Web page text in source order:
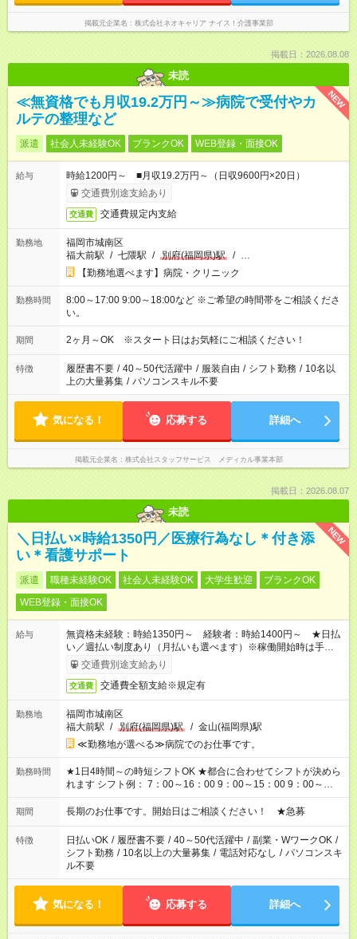
掲載元企業名 株式会社ネオキャリア ナイス！介護事業部
掲載日：2026.08.08
未読
NEW
≪無資格でも月収19.2万円～≫病院で受付やカ
ルテの整理など
派遣 社会人未経験OK ブランクOK WEB登録・面接OK
給与
時給1200円～ ■月収19.2万円～（日収9600円×20日）
交通費別途支給あり
交通費 交通費規定内支給
勤務地
福岡市城南区
福大前駅 / 七隈駅 / 別府(福岡県)駅 / …
【勤務地選べます】病院・クリニック
勤務時間
8:00～17:00 9:00～18:00など ※ご希望の時間帯をご相談くださ
い。
期間 2ヶ月～OK ※スタート日はお気軽にご相談ください！
特徴 履歴書不要 / 40～50代活躍中 / 服装自由 / シフト勤務 / 10名以
上の大量募集 / パソコンスキル不要
気になる！ 応募する 詳細へ
掲載元企業名 株式会社スタッフサービス メディカル事業本部
掲載日：2026.08.07
未読
NEW
＼日払い×時給1350円／医療行為なし＊付き添
い＊看護サポート
派遣 職種未経験OK 社会人未経験OK 大学生歓迎
ブランクOK
WEB登録・面接OK
給与
無資格未経験：時給1350円～ 経験者：時給1400円～ ★日払
い／週払い制度あり（月払いも選べます）※稼働開始時は手続き
完了次第のお支払いとなります。
交通費別途支給あり
交通費 交通費全額支給※規定有
勤務地
福岡市城南区
福大前駅 / 別府(福岡県)駅 / 金山(福岡県)駅
≪勤務地が選べる≫病院でのお仕事です。
勤務時間
★1日4時間～の時短シフトOK ★都合に合わせてシフトが決めら
れます シフト例： 7：00～16：00 9：00～15：00 9：00～
18：00 11：00～20：00 など ※Wワークの場合、他のお仕事と
合わせ週40時間超の就業はご案内できません ※法令に基づき、
派遣法（日雇い派遣の原則禁止）により、短時間・短期間の就
業はご案内が難しい場合があります
期間 長期のお仕事です。開始日はご相談ください！ ★急募
特徴 日払いOK / 履歴書不要 / 40～50代活躍中 / 副業・WワークOK /
シフト勤務 / 10名以上の大量募集 / 電話対応なし / パソコンスキ
ル不要
気になる！ 応募する 詳細へ